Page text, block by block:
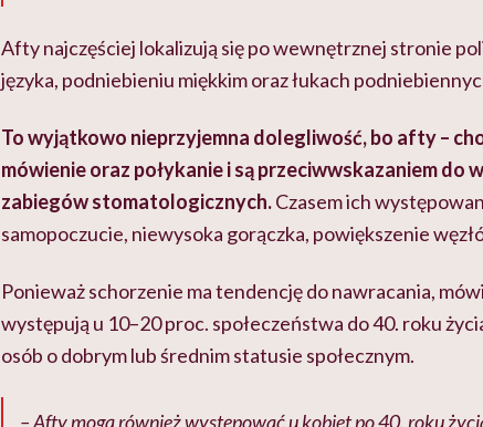
Afty najczęściej lokalizują się po wewnętrznej stronie
języka, podniebieniu miękkim oraz łukach
To wyjątkowo nieprzyjemna dolegliwość, bo afty –
mówienie oraz połykanie i są przeciwwskazaniem do
zabiegów stomatologicznych.Czasem ich
samopoczucie, niewysoka gorączka, powiększenie
Ponieważ schorzenie ma tendencję do nawracania,
występują u 10–20 proc. społeczeństwa do 40. roku
osób o dobrym lub średnim statusie społecznym.
– Afty mogą również występować u kobiet po 40. roku